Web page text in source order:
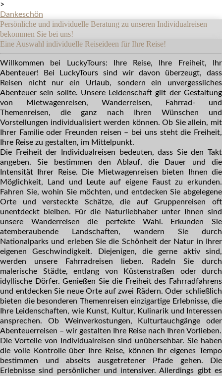
>
Dankeschön
Persönliche und individuelle Beratung zu unseren Individualreisen
bekommen Sie bei uns!
Eine Auswahl individuelle Reiseideen für Ihre Reise!
Willkommen bei LuckyTours: Ihre Reise, Ihre Freiheit, Ihr
Abenteuer! Bei LuckyTours sind wir davon überzeugt, dass
Reisen nicht nur ein Urlaub, sondern ein unvergessliches
Abenteuer sein sollte. Unsere Leidenschaft gilt der Gestaltung
von Mietwagenreisen, Wanderreisen, Fahrrad- und
Themenreisen, die ganz nach Ihren Wünschen und
Vorstellungen individualisiert werden können. Ob Sie allein, mit
Ihrer Familie oder Freunden reisen – bei uns steht die Freiheit,
Ihre Reise zu gestalten, im Mittelpunkt.
Die Freiheit der Individualreisen bedeuten, dass Sie den Takt
angeben. Sie bestimmen den Ablauf, die Dauer und die
Intensität Ihrer Reise. Die
Mietwagenreisen bieten Ihnen die
Möglichkeit, Land und Leute auf eigene Faust zu erkunden.
Fahren Sie, wohin Sie möchten, und entdecken Sie abgelegene
Orte und versteckte Schätze, die auf Gruppenreisen oft
unentdeckt bleiben. Für die Naturliebhaber unter Ihnen sind
unsere Wanderreisen die perfekte Wahl. Erkunden Sie
atemberaubende Landschaften, wandern Sie durch
Nationalparks und erleben Sie die Schönheit der Natur in Ihrer
eigenen Geschwindigkeit. Diejenigen, die gerne aktiv sind,
werden unsere
Fahrradreisen lieben. Radeln Sie durch
malerische Städte, entlang von Küstenstraßen oder durch
idyllische Dörfer. Genießen Sie die Freiheit des Fahrradfahrens
und entdecken Sie neue Orte auf zwei Rädern. Oder schließlich
bieten die besonderen Themenreisen einzigartige Erlebnisse, die
Ihre Leidenschaften, wie Kunst, Kultur, Kulinarik und Interessen
ansprechen. Ob Weinverkostungen, Kulturtauchgänge oder
Abenteuerreisen – wir gestalten Ihre Reise nach Ihren Vorlieben.
Die Vorteilevon Individualreisen sind unübersehbar. Sie haben
die volle Kontrolle über Ihre Reise, können Ihr eigenes Tempo
bestimmen und abseits ausgetretener Pfade gehen. Die
Erlebnisse sind persönlicher und intensiver. Allerdings gibt es